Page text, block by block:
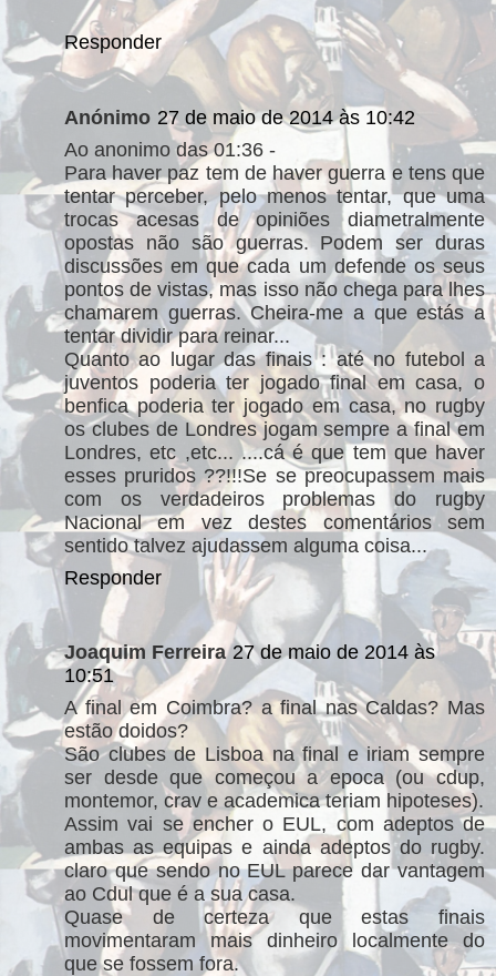
Responder
Anónimo 27 de maio de 2014 às 10:42
Ao anonimo das 01:36 -
Para haver paz tem de haver guerra e tens que
tentar perceber, pelo menos tentar, que uma
trocas acesas de opiniões diametralmente
opostas não são guerras. Podem ser duras
discussões em que cada um defende os seus
pontos de vistas, mas isso não chega para lhes
chamarem guerras. Cheira-me a que estás a
tentar dividir para reinar...
Quanto ao lugar das finais : até no futebol a
juventos poderia ter jogado final em casa, o
benfica poderia ter jogado em casa, no rugby
os clubes de Londres jogam sempre a final em
Londres, etc ,etc... ....cá é que tem que haver
esses pruridos ??!!!Se se preocupassem mais
com os verdadeiros problemas do rugby
Nacional em vez destes comentários sem
sentido talvez ajudassem alguma coisa...
Responder
Joaquim Ferreira 27 de maio de 2014 às
10:51
A final em Coimbra? a final nas Caldas? Mas
estão doidos?
São clubes de Lisboa na final e iriam sempre
ser desde que começou a epoca (ou cdup,
montemor, crav e academica teriam hipoteses).
Assim vai se encher o EUL, com adeptos de
ambas as equipas e ainda adeptos do rugby.
claro que sendo no EUL parece dar vantagem
ao Cdul que é a sua casa.
Quase de certeza que estas finais
movimentaram mais dinheiro localmente do
que se fossem fora.